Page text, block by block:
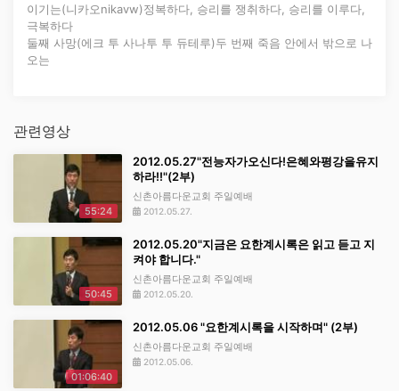
이기는(니카오nikavw)정복하다, 승리를 쟁취하다, 승리를 이루다,
극복하다
둘째 사망(에크 투 사나투 투 듀테루)두 번째 죽음 안에서 밖으로 나
오는
관련영상
55:24
2012.05.27"전능자가오신다!은혜와평강을유지
하라!!"(2부)
신촌아름다운교회 주일예배
2012.05.27.
50:45
2012.05.20"지금은 요한계시록은 읽고 듣고 지
켜야 합니다."
신촌아름다운교회 주일예배
2012.05.20.
01:06:40
2012.05.06 "요한계시록을 시작하며" (2부)
신촌아름다운교회 주일예배
2012.05.06.